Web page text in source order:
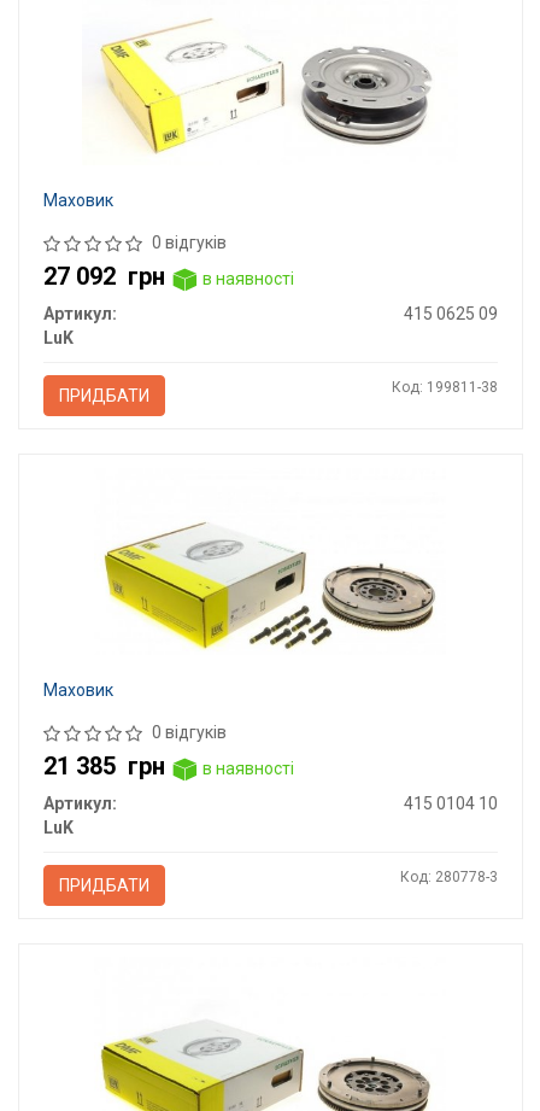
Маховик
0 відгуків
27 092 грн
в наявності
Артикул:
415 0625 09
LuK
ПРИДБАТИ Код: 199811-38
Маховик
0 відгуків
21 385 грн
в наявності
Артикул:
415 0104 10
LuK
ПРИДБАТИ Код: 280778-3